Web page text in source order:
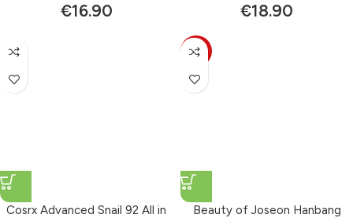
€16.90 €18.90
Cosrx Advanced Snail 92 All in
-10%
Beauty of Joseon Hanbang